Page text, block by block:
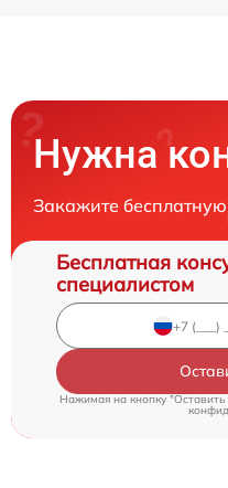
Нужна
Закажите
Бесплатная
специалистом
Нажимая на кнопку